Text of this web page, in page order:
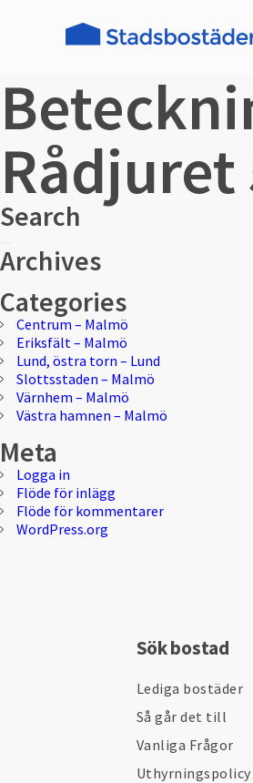
Rådjuret
Search
efter:
Sök
Archives
Categories
Centrum – Malmö
Eriksfält – Malmö
Lund, östra torn – Lund
Slottsstaden – Malmö
Värnhem – Malmö
Västra hamnen – Malmö
Meta
Logga in
Flöde för inlägg
Flöde för kommentarer
WordPress.org
Sök bostad
Lediga bostäder
Så går det till
Vanliga Frågor
Uthyrningspolicy